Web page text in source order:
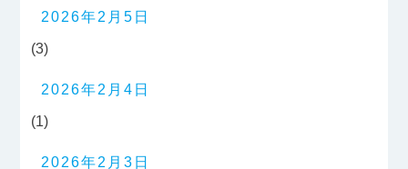
2026年2月5日
(3)
2026年2月4日
(1)
2026年2月3日